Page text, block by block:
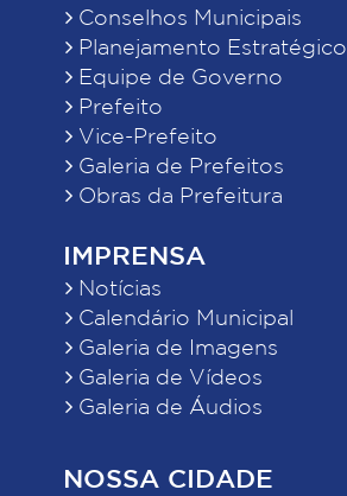
Conselhos Municipais
Planejamento Estratégico
Equipe de Governo
Prefeito
Vice-Prefeito
Galeria de Prefeitos
Obras da Prefeitura
IMPRENSA
Notícias
Calendário Municipal
Galeria de Imagens
Galeria de Vídeos
Galeria de Áudios
NOSSA CIDADE